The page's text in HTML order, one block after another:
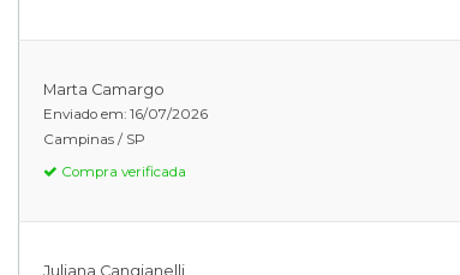
Marta Camargo
Enviado em: 16/07/2026
Campinas / SP
Compra verificada
Juliana Cangianelli